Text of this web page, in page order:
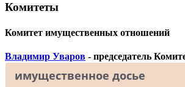
Комитеты
Комитет имущественных отношений
Владимир Уваров - председатель
имущественное досье